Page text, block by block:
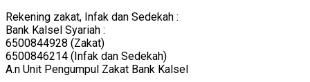
Rekening zakat, Infak dan Sedekah :
Bank Kalsel Syariah :
6500844928 (Zakat)
6500846214 (Infak dan Sedekah)
A.n Unit Pengumpul Zakat Bank Kalsel